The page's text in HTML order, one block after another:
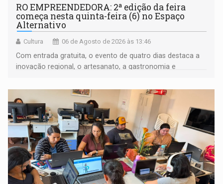
RO EMPREENDEDORA: 2ª edição da feira
começa nesta quinta-feira (6) no Espaço
Alternativo
Cultura 06 de Agosto de 2026 às 13:46
Com entrada gratuita, o evento de quatro dias destaca a
inovação regional, o artesanato, a gastronomia e